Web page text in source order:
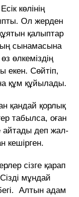
көлінің
Ол жерден
қалыптар
сынамасына
өлкеміздің
екен. Сөйтіп,
құм құйылады.
қандай қорлық
табылса, оған
айтады деп жал­­
кешірген.
сізге қарап
мұндай
Алтын адам